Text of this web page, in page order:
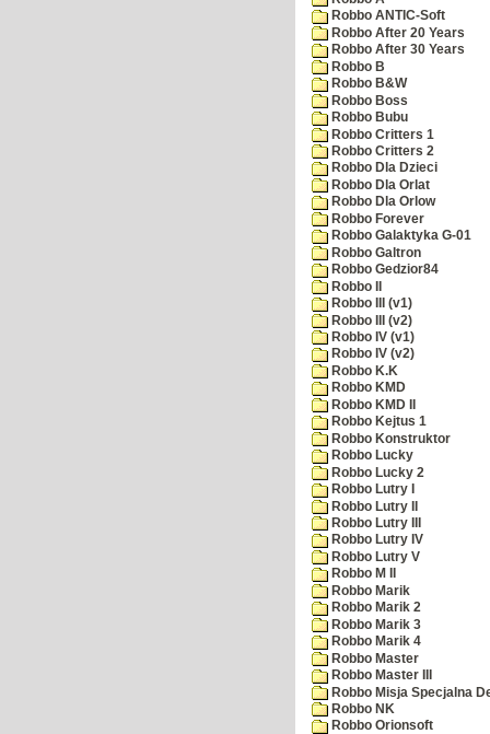
Robbo ANTIC-Soft
Robbo After 20 Years
Robbo After 30 Years
Robbo B
Robbo B&W
Robbo Boss
Robbo Bubu
Robbo Critters 1
Robbo Critters 2
Robbo Dla Dzieci
Robbo Dla Orlat
Robbo Dla Orlow
Robbo Forever
Robbo Galaktyka G-01
Robbo Galtron
Robbo Gedzior84
Robbo II
Robbo III (v1)
Robbo III (v2)
Robbo IV (v1)
Robbo IV (v2)
Robbo K.K
Robbo KMD
Robbo KMD II
Robbo Kejtus 1
Robbo Konstruktor
Robbo Lucky
Robbo Lucky 2
Robbo Lutry I
Robbo Lutry II
Robbo Lutry III
Robbo Lutry IV
Robbo Lutry V
Robbo M II
Robbo Marik
Robbo Marik 2
Robbo Marik 3
Robbo Marik 4
Robbo Master
Robbo Master III
Robbo Misja Specjalna
Robbo NK
Robbo Orionsoft